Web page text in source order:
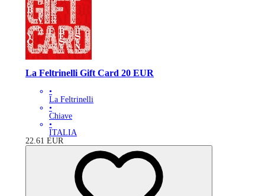
La Feltrinelli Gift Card 20 EUR
•
La Feltrinelli
•
Chiave
•
ITALIA
22.61 EUR